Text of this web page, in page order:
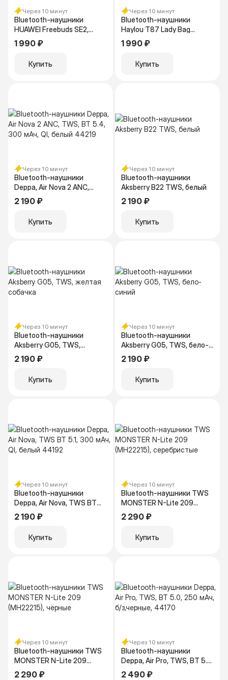
Через 10 минут
Bluetooth-наушники
HUAWEI Freebuds SE2,
Белый
1 990 ₽
Купить
Через 10 минут
Bluetooth-наушники
Haylou T87 Lady Bag
голубой с цепочкой и
чехлом
1 990 ₽
Купить
Через 10 минут
Bluetooth-наушники
Deppa, Air Nova 2 ANC,
TWS, BT 5.4, 300 мАч, Ql,
белый 44219
2 190 ₽
Купить
Через 10 минут
Bluetooth-наушники
Aksberry B22 TWS, белый
2 190 ₽
Купить
Через 10 минут
Bluetooth-наушники
Aksberry G05, TWS,
желтая собачка
2 190 ₽
Купить
Через 10 минут
Bluetooth-наушники
Aksberry G05, TWS, бело-
синий
2 190 ₽
Купить
Через 10 минут
Bluetooth-наушники
Deppa, Air Nova, TWS BT
5.1, 300 мАч, QI, белый
44192
2 190 ₽
Купить
Через 10 минут
Bluetooth-наушники TWS
MONSTER N-Lite 209
(MH22215), серебристые
2 290 ₽
Купить
Через 10 минут
Bluetooth-наушники TWS
MONSTER N-Lite 209
(MH22215), чёрные
2 290 ₽
Через 10 минут
Bluetooth-наушники
Deppa, Air Pro, TWS, BT 5.0,
250 мАч, б/з,черные, 44170
2 490 ₽